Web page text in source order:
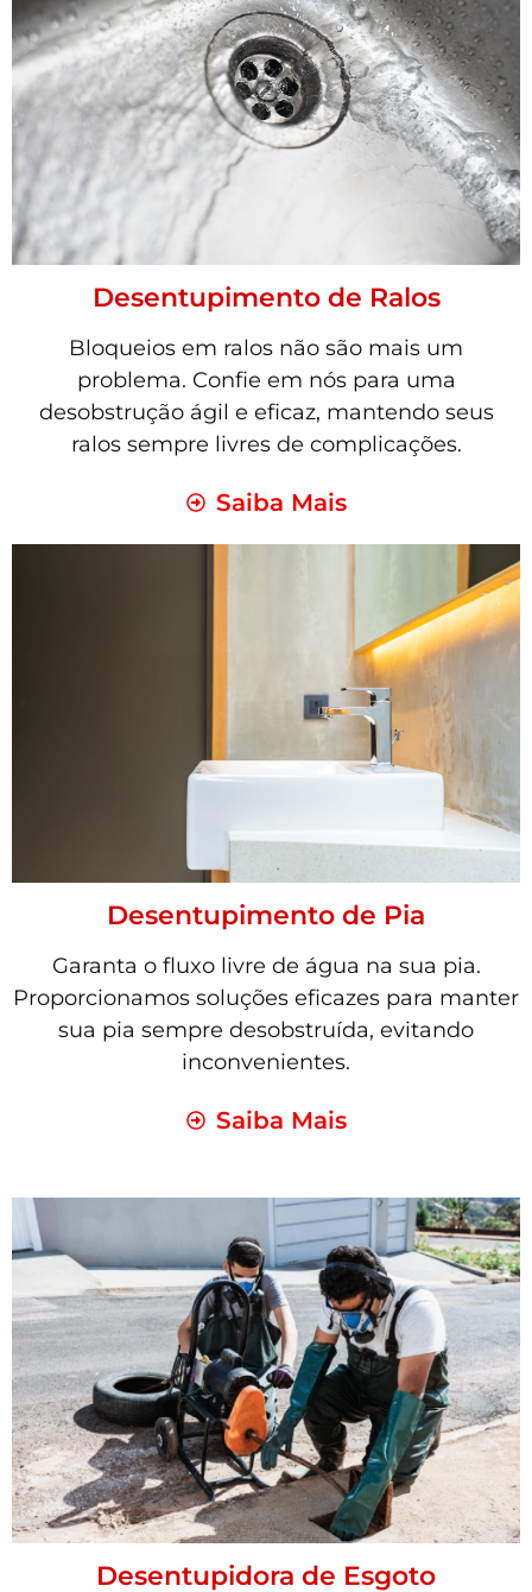
Desentupimento de Ralos
Bloqueios em ralos não são mais um
problema. Confie em nós para uma
desobstrução ágil e eficaz, mantendo seus
ralos sempre livres de complicações.
Saiba Mais
Desentupimento de Pia
Garanta o fluxo livre de água na sua pia.
Proporcionamos soluções eficazes para manter
sua pia sempre desobstruída, evitando
inconvenientes.
Saiba Mais
Desentupidora de Esgoto